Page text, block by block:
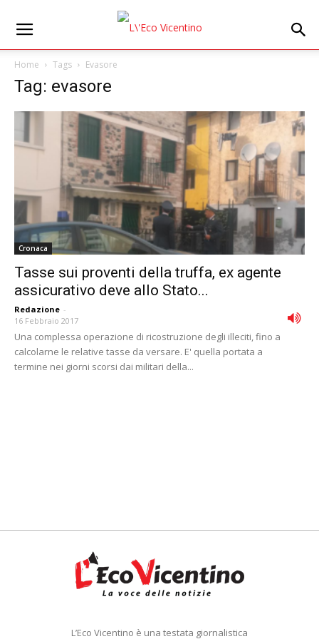
Home Tags Evasore
Tag: evasore
Cronaca
Tasse sui proventi della truffa, ex agente
assicurativo deve allo Stato...
Redazione -
16 Febbraio 2017
Una complessa operazione di ricostruzione degli illeciti, fino a
calcolarne le relative tasse da versare. E' quella portata a
termine nei giorni scorsi dai militari della...
L’Eco Vicentino è una testata giornalistica